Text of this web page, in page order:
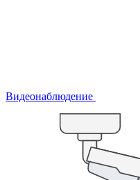
Видеонаблюдение